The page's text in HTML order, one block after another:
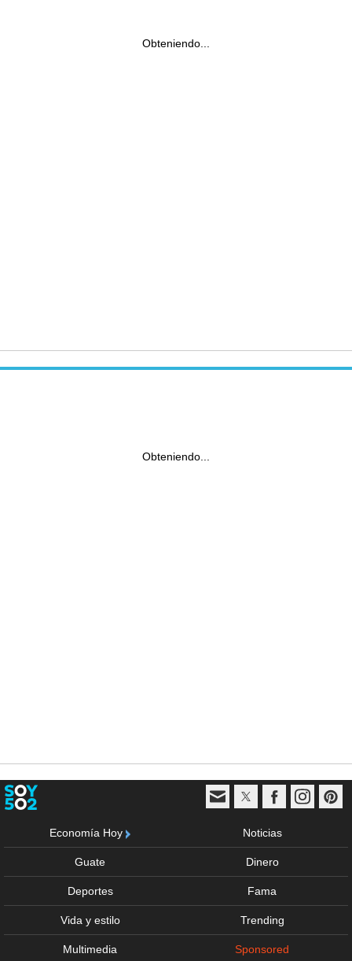
Obteniendo...
Obteniendo...
Economía Hoy Noticias
Guate Dinero
Deportes Fama
Vida y estilo Trending
Multimedia Sponsored